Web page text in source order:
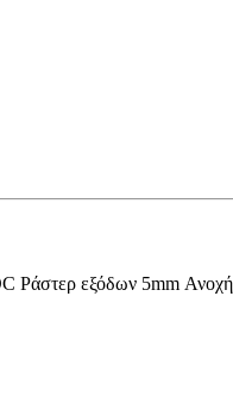
Ράστερ εξόδων 5mm